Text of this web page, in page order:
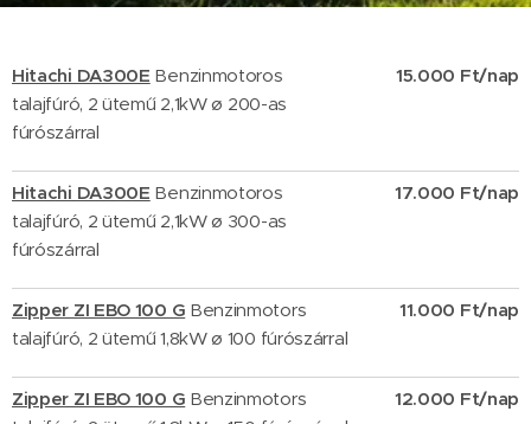
Hitachi DA300E Benzinmotoros
talajfúró, 2 ütemű 2,1kWø 200-as
fúrószárral
15.000 Ft/nap
Hitachi DA300E Benzinmotoros
talajfúró, 2 ütemű 2,1kW ø 300-as
fúrószárral
17.000 Ft/nap
Zipper ZI EBO 100 G Benzinmotors
talajfúró, 2 ütemű 1,8kW ø 100 fúrószárral
11.000 Ft/nap
Zipper ZI EBO 100 G Benzinmotors
12.000 Ft/nap